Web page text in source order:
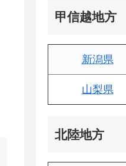
甲信越地方
新潟県
山梨県
北陸地方